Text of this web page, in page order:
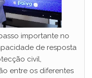
importante no
de resposta
civil,
entre os diferentes